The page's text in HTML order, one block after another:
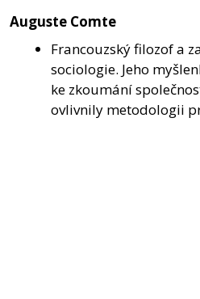
Auguste Comte
Francouzský filozof a
sociologie. Jeho
ke zkoumání
ovlivnily metodologii